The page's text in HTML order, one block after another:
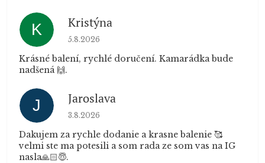
K Kristýna
Hodnocení obchodu je 5 z 5 hvězdiček.
5.8.2026
Krásné balení, rychlé doručení. Kamarádka bude
nadšená 🙌.
J Jaroslava
Hodnocení obchodu je 5 z 5 hvězdiček.
3.8.2026
Dakujem za rychle dodanie a krasne balenie 🥰
velmi ste ma potesili a som rada ze som vas na IG
nasla🙏🏻😇.